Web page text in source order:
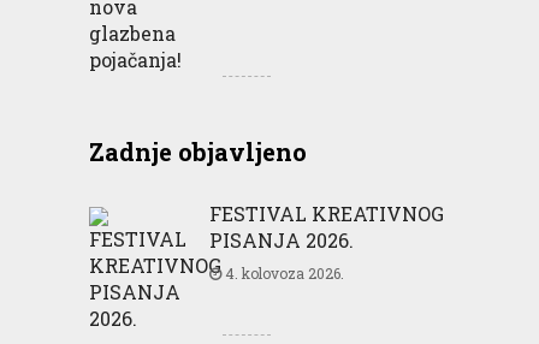
Zadnje objavljeno
FESTIVAL KREATIVNOG
PISANJA 2026.
4. kolovoza 2026.